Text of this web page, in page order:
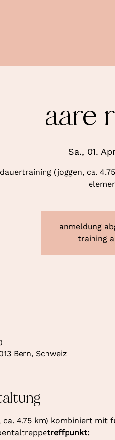
aare
Sa., 01.
(joggen, ca.
anmeldung
training
Bern, Schweiz
ca. 4.75 km) kombiniert mit
treffpunkt: